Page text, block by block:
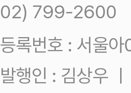
02) 799-2600
등록번호 : 서울
발행인 : 김상우